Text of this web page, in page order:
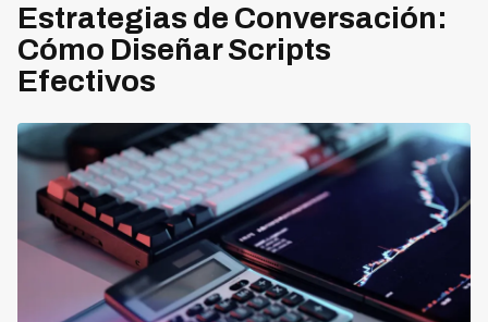
Estrategias de Conversación:
Cómo Diseñar Scripts
Efectivos